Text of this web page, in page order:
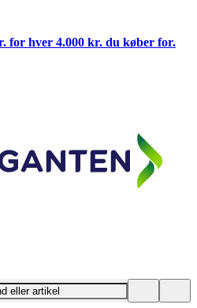
for hver 4.000 kr. du køber for.